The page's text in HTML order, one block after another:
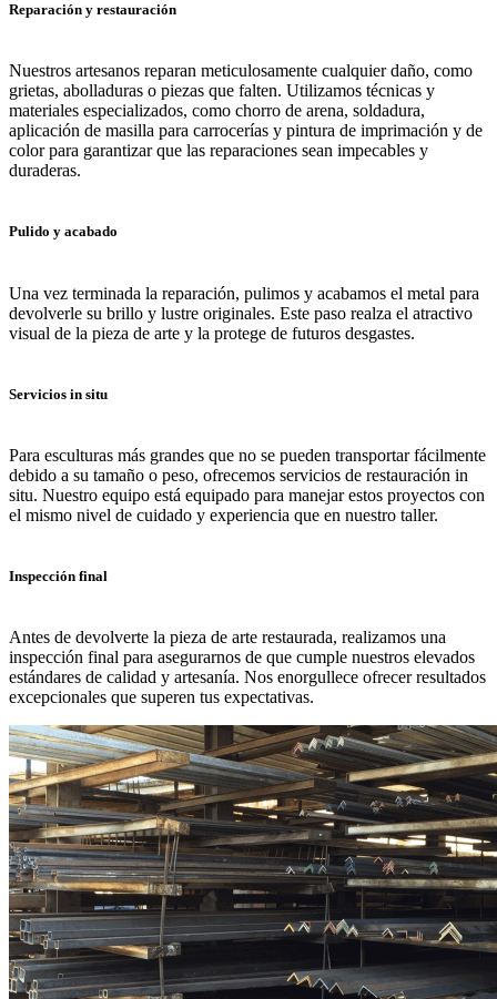
Reparación y restauración
Nuestros artesanos reparan meticulosamente cualquier daño, como
grietas, abolladuras o piezas que falten. Utilizamos técnicas y
materiales especializados, como chorro de arena, soldadura,
aplicación de masilla para carrocerías y pintura de imprimación y de
color para garantizar que las reparaciones sean impecables y
duraderas.
Pulido y acabado
Una vez terminada la reparación, pulimos y acabamos el metal para
devolverle su brillo y lustre originales. Este paso realza el atractivo
visual de la pieza de arte y la protege de futuros desgastes.
Servicios in situ
Para esculturas más grandes que no se pueden transportar fácilmente
debido a su tamaño o peso, ofrecemos servicios de restauración in
situ. Nuestro equipo está equipado para manejar estos proyectos con
el mismo nivel de cuidado y experiencia que en nuestro taller.
Inspección final
Antes de devolverte la pieza de arte restaurada, realizamos una
inspección final para asegurarnos de que cumple nuestros elevados
estándares de calidad y artesanía. Nos enorgullece ofrecer resultados
excepcionales que superen tus expectativas.